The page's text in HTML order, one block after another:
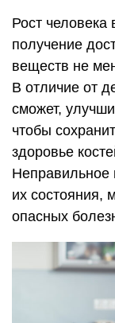
Рост
получение
веществ не
В отличие от
сможет,
чтобы
здоровье
Неправильное
их состояния,
опасных